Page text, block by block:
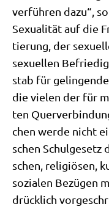
ver­füh­ren dazu“,
Sexua­li­tät auf die
tie­rung, der
sexu­el­len
stab für
die vie­len der für
ten
chen wer­de nicht
schen
schen, reli­giö­sen,
sozia­len Bezü­gen
drück­lich